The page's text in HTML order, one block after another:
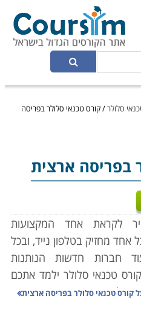
סלולר/קורס טכנאי סלולר בפריסה
בפריסה ארצית
לקראת אחד המקצועות
אחד מחזיק בטלפון נייד, ובכל
חברות חדשות הנותנות
טכנאי סלולר ילמד אתכם
במכשירים, מתן שירותי
קורס טכנאי סלולר בפריסה ארצית